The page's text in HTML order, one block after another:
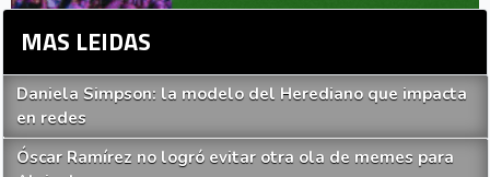
MAS LEIDAS
Daniela Simpson: la modelo del Herediano que impacta
en redes
Óscar Ramírez no logró evitar otra ola de memes para